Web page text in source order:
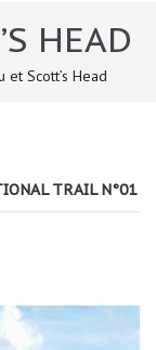
HEAD
et Scott’s Head
TRAIL N°01